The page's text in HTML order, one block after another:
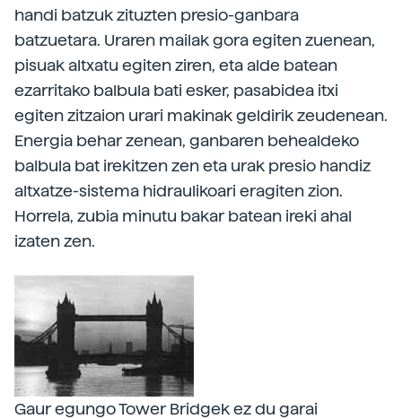
handi batzuk zituzten presio-ganbara
batzuetara. Uraren mailak gora egiten zuenean,
pisuak altxatu egiten ziren, eta alde batean
ezarritako balbula bati esker, pasabidea itxi
egiten zitzaion urari makinak geldirik zeudenean.
Energia behar zenean, ganbaren behealdeko
balbula bat irekitzen zen eta urak presio handiz
altxatze-sistema hidraulikoari eragiten zion.
Horrela, zubia minutu bakar batean ireki ahal
izaten zen.
Gaur egungo Tower Bridgek ez du garai